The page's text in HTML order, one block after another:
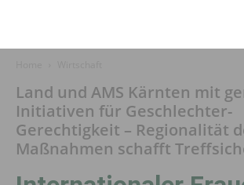
Land und AMS Kärnten mit
Initiativen für Geschlechter-
Gerechtigkeit – Regionalität
Maßnahmen schafft